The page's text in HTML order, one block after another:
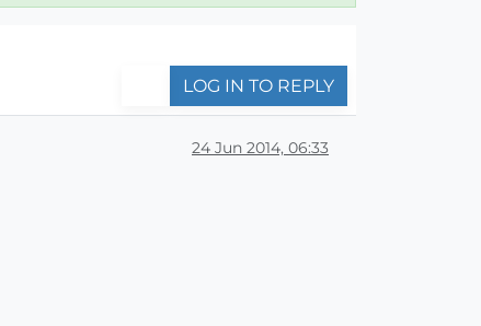
LOG IN TO REPLY
24 Jun 2014, 06:33